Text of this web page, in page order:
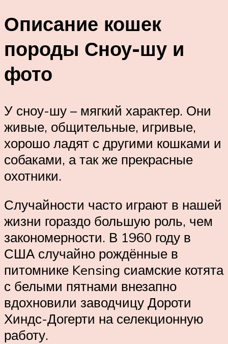
Описание кошек
породы Сноу-шу и
фото
У сноу-шу – мягкий характер. Они
живые, общительные, игривые,
хорошо ладят с другими кошками и
собаками, а так же прекрасные
охотники.
Случайности часто играют в нашей
жизни гораздо большую роль, чем
закономерности. В 1960 году в
США случайно рождённые в
питомнике Kensing сиамские котята
с белыми пятнами внезапно
вдохновили заводчицу Дороти
Хиндс-Догерти на селекционную
работу.